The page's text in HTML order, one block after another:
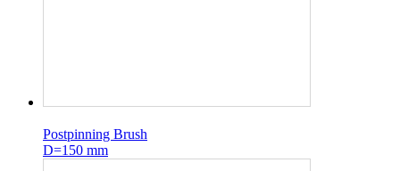
Postpinning Brush
D=150 mm